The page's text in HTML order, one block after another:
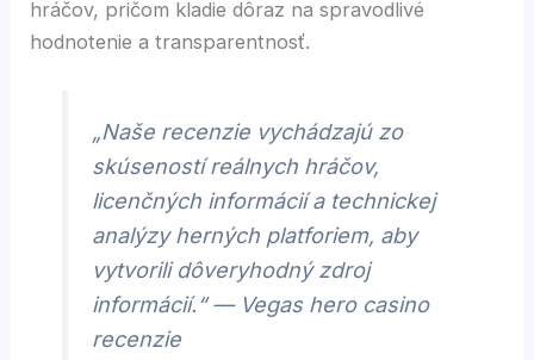
hráčov, pričom kladie dôraz na spravodlivé
hodnotenie a transparentnosť.
„Naše recenzie vychádzajú zo
skúseností reálnych hráčov,
licenčných informácií a technickej
analýzy herných platforiem, aby
vytvorili dôveryhodný zdroj
informácií.“ — Vegas hero casino
recenzie